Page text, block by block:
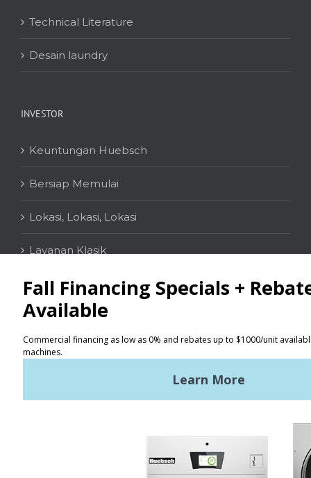
Technical Literature
Desain laundry
INVESTOR
Keuntungan Huebsch
Bersiap Memulai
Lokasi, Lokasi, Lokasi
Layanan Klasik
KONTAK
Penemu Lokasi